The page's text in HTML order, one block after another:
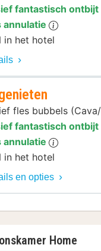
fantastisch ontbijt
annulatie
in het hotel
fles bubbels
fantastisch ontbijt
annulatie
in het hotel
en opties
Home